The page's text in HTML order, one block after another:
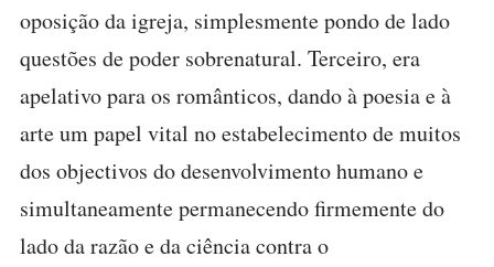
oposição da igreja, simplesmente pondo de lado
questões de poder sobrenatural. Terceiro, era
apelativo para os românticos, dando à poesia e à
arte um papel vital no estabelecimento de muitos
dos objectivos do desenvolvimento humano e
simultaneamente permanecendo firmemente do
lado da razão e da ciência contra o